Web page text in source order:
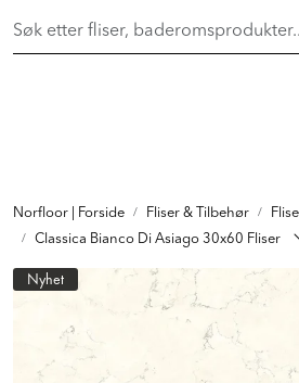
FAST LAVPRIS på en rekke fliser og
Norfloor | Forside Fliser & Tilbehør
Classica Bianco Di Asiago 30x60 Fliser
Nyhet
INTERIØR
INSPIRASJON
Lenker